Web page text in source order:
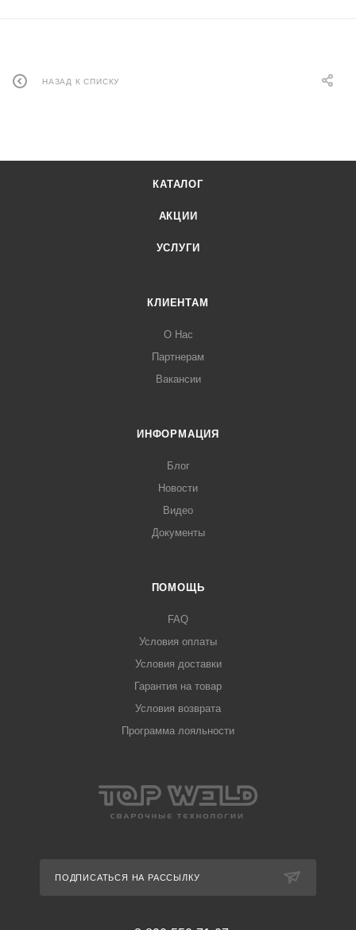
НАЗАД К СПИСКУ
КАТАЛОГ
АКЦИИ
УСЛУГИ
КЛИЕНТАМ
О Нас
Партнерам
Вакансии
ИНФОРМАЦИЯ
Блог
Новости
Видео
Документы
ПОМОЩЬ
FAQ
Условия оплаты
Условия доставки
Гарантия на товар
Условия возврата
Программа лояльности
ПОДПИСАТЬСЯ НА РАССЫЛКУ